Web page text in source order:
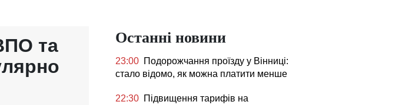
та
Останні новини
23:00 Подорожчання проїзду у Вінниці:
стало відомо, як можна платити менше
22:30 Підвищення тарифів на